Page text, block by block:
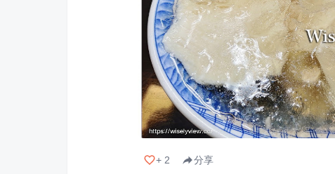
+ 2 分享